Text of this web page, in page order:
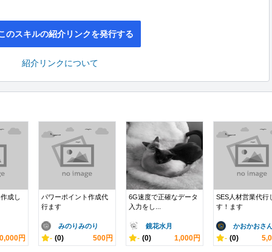
のスキルの紹介リンクを発行する
紹介リンクについて
成し
円
パワーポイント作成代
行ます
みのりみのり
- (0) 500円
6G速度で正確なデータ
入力をし...
鏡花水月
- (0) 1,000円
SES人材営業代行
す！ます
かおかおさ
- (0)